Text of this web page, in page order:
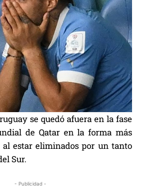
se quedó afuera en la fase
de Qatar en la forma más
estar eliminados por un tanto
Sur.
- Publicidad -